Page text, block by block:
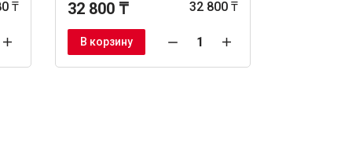
₸ 32 800 ₸ 32 800 ₸
В корзину